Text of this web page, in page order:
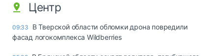
Центр
09:33
В Тверской области обломки дрона повредили
фасад логокомплекса Wildberries